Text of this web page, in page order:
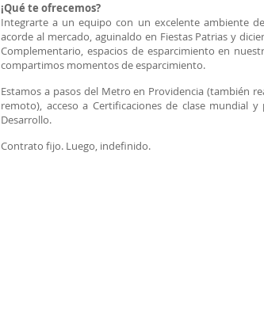
¡Qué te ofrecemos?
Integrarte a un equipo con un excelente ambiente
acorde al mercado, aguinaldo en Fiestas Patrias y
Complementario, espacios de esparcimiento en
compartimos momentos de esparcimiento.
Estamos a pasos del Metro en Providencia (también
remoto), acceso a Certificaciones de clase mundial y
Desarrollo.
Contrato fijo. Luego, indefinido.